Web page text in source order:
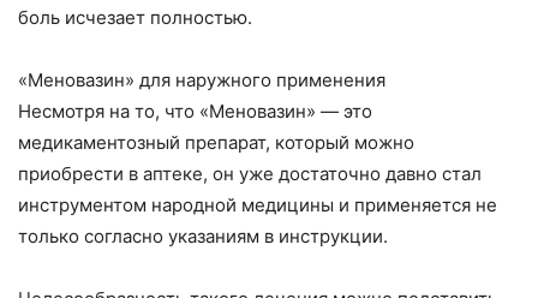
боль исчезает полностью.
«Меновазин» для наружного применения
Несмотря на то, что «Меновазин» — это
медикаментозный препарат, который можно
приобрести в аптеке, он уже достаточно давно стал
инструментом народной медицины и применяется не
только согласно указаниям в инструкции.